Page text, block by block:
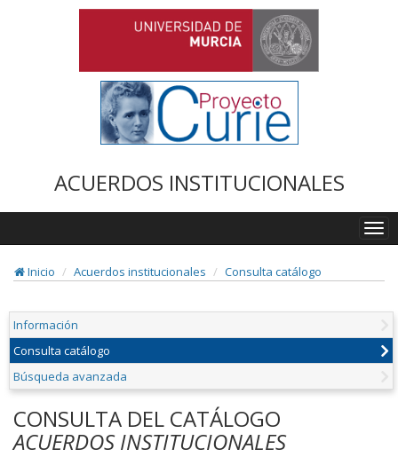
ACUERDOS INSTITUCIONALES
Inicio
Acuerdos institucionales Consulta catálogo
Información
Consulta catálogo
Búsqueda avanzada
CONSULTA DEL CATÁLOGO
ACUERDOS INSTITUCIONALES